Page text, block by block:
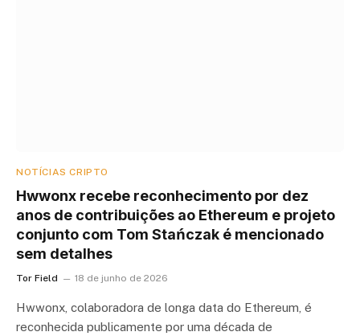
NOTÍCIAS CRIPTO
Hwwonx recebe reconhecimento por dez
anos de contribuições ao Ethereum e projeto
conjunto com Tom Stańczak é mencionado
sem detalhes
Tor Field 18 de junho de 2026
Hwwonx, colaboradora de longa data do Ethereum, é
reconhecida publicamente por uma década de